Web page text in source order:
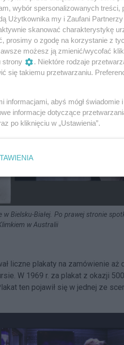
Bielsku-Białej. Po prawej stronie
w Australii
liczne plakaty na zamówienie aż
W 1969 r. za plakat z okazji
ten pojawił się w jednej ze
wybór spersonalizowanych treści,
Użytkownika my i Zaufani
skanować charakterystykę
prosimy o zgodę na korzystanie z
możesz ją zmienić/wycofać
strony
. Niektóre rodzaje
się takiemu przetwarzaniu.
informacjami, abyś mógł
informacje dotyczące
po kliknięciu w „Ustawienia”.